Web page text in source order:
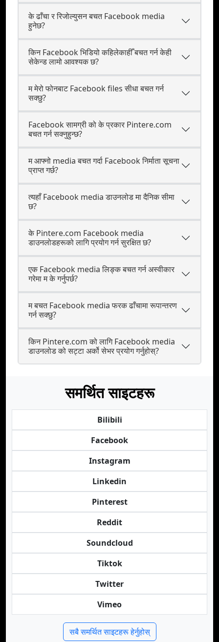
के ढाँचा र रिजोल्युसन बचत Facebook media
हुनेछ?
किन Facebook भिडियो कहिलेकाहीँ बचत गर्न केही
सेकेन्ड लामो आवश्यक छ?
म मेरो फोनबाट Facebook files सीधा बचत गर्न
सक्छु?
Facebook सामग्री को के प्रकार Pintere.com
बचत गर्न सक्नुहुन्छ?
म आफ्नो media बचत गर्दा Facebook निर्माता सूचना
प्राप्त गर्छ?
त्यहाँ Facebook media डाउनलोड मा दैनिक सीमा
छ?
के Pintere.com Facebook media
डाउनलोडहरूको लागि प्रयोग गर्न सुरक्षित छ?
एक Facebook media लिङ्क बचत गर्न अस्वीकार
गरेमा म के गर्नुपर्छ?
म बचत Facebook media फरक ढाँचामा रूपान्तरण
गर्न सक्छु?
किन Pintere.com को लागि Facebook media
डाउनलोड को सट्टा अर्को सेभर प्रयोग गर्नुहोस्?
समर्थित साइटहरू
Bilibili
Facebook
Instagram
Linkedin
Pinterest
Reddit
Soundcloud
Tiktok
Twitter
Vimeo
सबै समर्थित साइटहरू हेर्नुहोस्